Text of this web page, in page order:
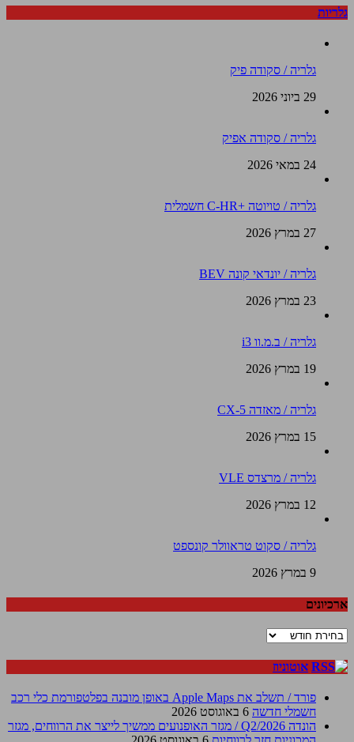
גלריות
גלריה / סקודה פיק
29 ביוני 2026
גלריה / סקודה אפיק
24 במאי 2026
גלריה / טויוטה +C-HR חשמלית
27 במרץ 2026
גלריה / יונדאי קונה BEV
23 במרץ 2026
גלריה / ב.מ.וו i3
19 במרץ 2026
גלריה / מאזדה CX-5
15 במרץ 2026
גלריה / מרצדס VLE
12 במרץ 2026
גלריה / סקוט טראוולר קונספט
9 במרץ 2026
ארכיונים
ארכיונים
אוטוניוז
פורד / תשלב את Apple Maps באופן מובנה בפלטפורמת כלי רכב
חשמלי חדשה 6 באוגוסט 2026
הונדה Q2/2026 / מגזר האופנועים ממשיך לייצר את הרווחים, מגזר